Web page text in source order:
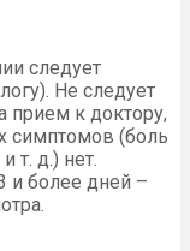
следует
Не следует
прием к доктору,
симптомов (боль
т. д.) нет.
и более дней –